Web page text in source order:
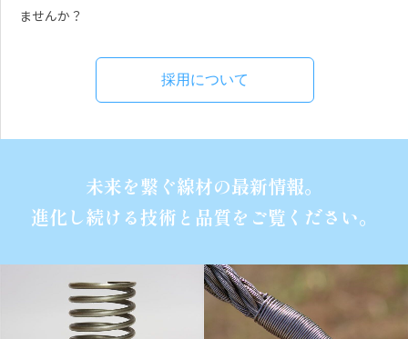
ませんか？
採用について
未来を繋ぐ線材の最新情報。
進化し続ける技術と品質をご覧ください。